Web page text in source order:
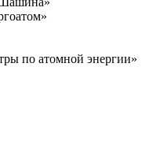
по атомной энергии»